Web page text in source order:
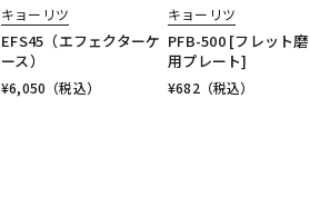
キョーリツ
EFS45（エフェクターケ
ース）
¥6,050 （税込）
キョーリツ
PFB-500 [フレット
用プレート]
¥682（税込）